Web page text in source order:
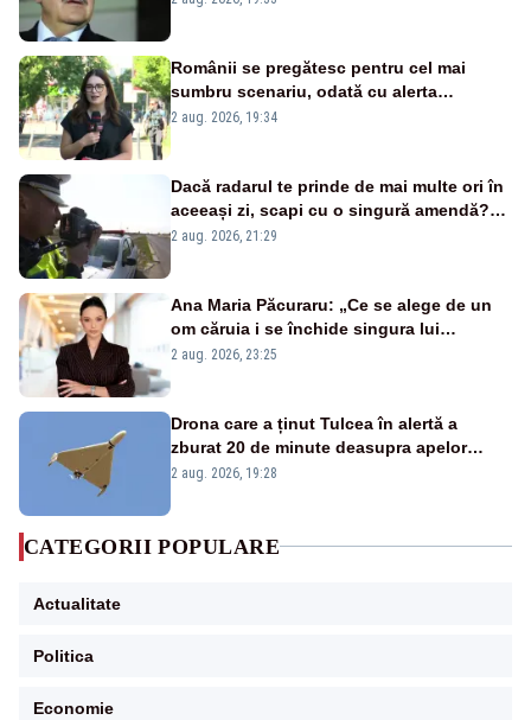
Românii se pregătesc pentru cel mai
sumbru scenariu, odată cu alerta
energetică
2 aug. 2026, 19:34
Dacă radarul te prinde de mai multe ori în
aceeași zi, scapi cu o singură amendă?
Ce spune legea
2 aug. 2026, 21:29
Ana Maria Păcuraru: „Ce se alege de un
om căruia i se închide singura lui
portiță?”
2 aug. 2026, 23:25
Drona care a ținut Tulcea în alertă a
zburat 20 de minute deasupra apelor
României. Au fost ridicate două F-16
2 aug. 2026, 19:28
CATEGORII POPULARE
Actualitate
Politica
Economie